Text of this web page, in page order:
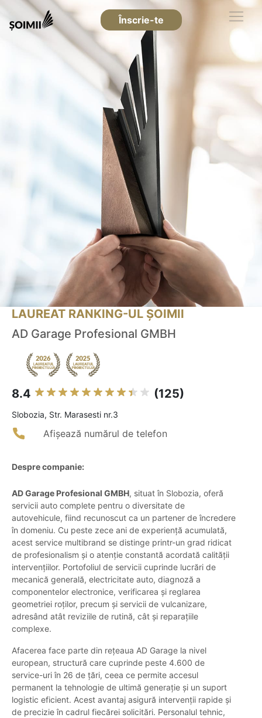
Înscrie-te
LAUREAT RANKING-UL ȘOIMII
AD Garage Profesional GMBH
8.4 (125)
Slobozia, Str. Marasesti nr.3
Afișează numărul de telefon
Despre companie:
AD Garage Profesional GMBH, situat în Slobozia, oferă
servicii auto complete pentru o diversitate de
autovehicule, fiind recunoscut ca un partener de încredere
în domeniu. Cu peste zece ani de experiență acumulată,
acest service multibrand se distinge printr-un grad ridicat
de profesionalism și o atenție constantă acordată calității
intervențiilor. Portofoliul de servicii cuprinde lucrări de
mecanică generală, electricitate auto, diagnoză a
componentelor electronice, verificarea și reglarea
geometriei roților, precum și servicii de vulcanizare,
adresând atât reviziile de rutină, cât și reparațiile
complexe.
Afacerea face parte din rețeaua AD Garage la nivel
european, structură care cuprinde peste 4.600 de
service-uri în 26 de țări, ceea ce permite accesul
permanent la tehnologie de ultimă generație și un suport
logistic eficient. Acest avantaj asigură intervenții rapide și
de precizie în cadrul fiecărei solicitări. Personalul tehnic,